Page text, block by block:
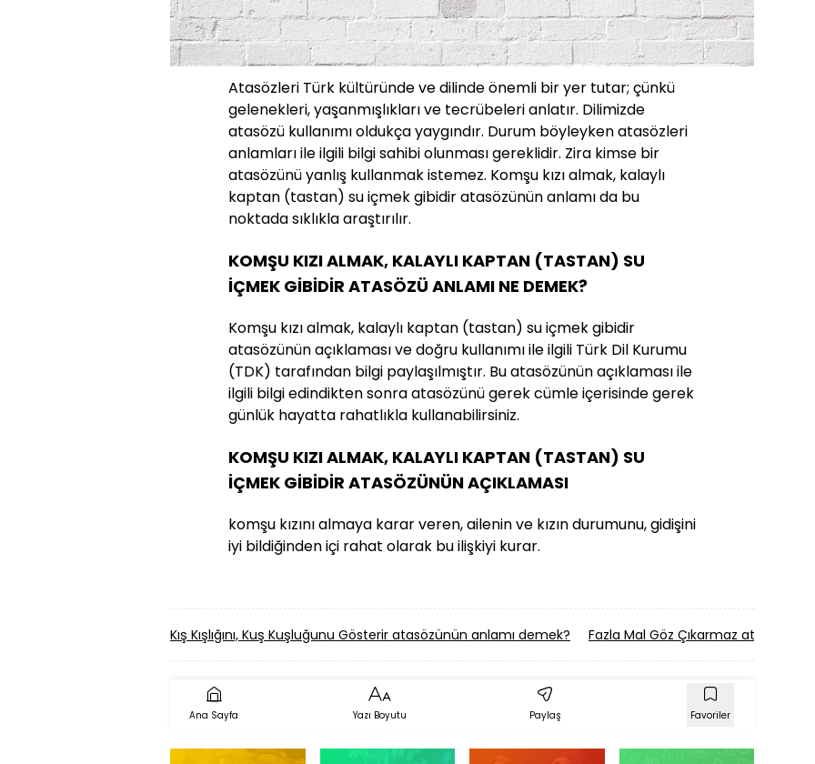
Atasözleri Türk kültüründe ve dilinde önemli bir yer tutar; çünkü
gelenekleri, yaşanmışlıkları ve tecrübeleri anlatır. Dilimizde
atasözü kullanımı oldukça yaygındır. Durum böyleyken atasözleri
anlamları ile ilgili bilgi sahibi olunması gereklidir. Zira kimse bir
atasözünü yanlış kullanmak istemez. Komşu kızı almak, kalaylı
kaptan (tastan) su içmek gibidir atasözünün anlamı da bu
noktada sıklıkla araştırılır.
KOMŞU KIZI ALMAK, KALAYLI KAPTAN (TASTAN) SU
İÇMEK GİBİDİR ATASÖZÜ ANLAMI NE DEMEK?
Komşu kızı almak, kalaylı kaptan (tastan) su içmek gibidir
atasözünün açıklaması ve doğru kullanımı ile ilgili Türk Dil Kurumu
(TDK) tarafından bilgi paylaşılmıştır. Bu atasözünün açıklaması ile
ilgili bilgi edindikten sonra atasözünü gerek cümle içerisinde gerek
günlük hayatta rahatlıkla kullanabilirsiniz.
KOMŞU KIZI ALMAK, KALAYLI KAPTAN (TASTAN) SU
İÇMEK GİBİDİR ATASÖZÜNÜN AÇIKLAMASI
komşu kızını almaya karar veren, ailenin ve kızın durumunu, gidişini
iyi bildiğinden içi rahat olarak bu ilişkiyi kurar.
Kış Kışlığını, Kuş Kuşluğunu Gösterir atasözünün anlamı demek? Fazla Mal Göz Çıkarmaz
Ana Sayfa Yazı Boyutu Paylaş Favoriler